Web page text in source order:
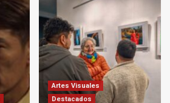
Artes Visuales
Destacados